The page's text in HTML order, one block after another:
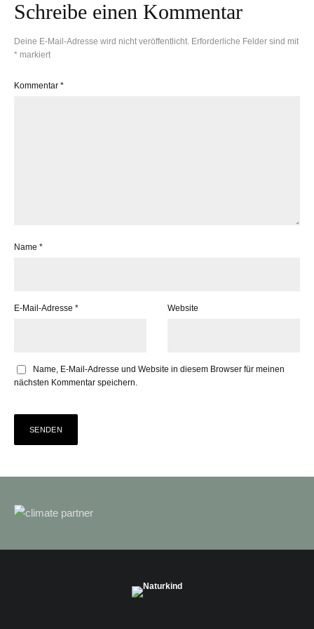
Schreibe einen Kommentar
Deine E-Mail-Adresse wird nicht veröffentlicht. Erforderliche Felder sind mit
* markiert
Kommentar *
Name *
E-Mail-Adresse * Website
Name, E-Mail-Adresse und Website in diesem Browser für meinen
nächsten Kommentar speichern.